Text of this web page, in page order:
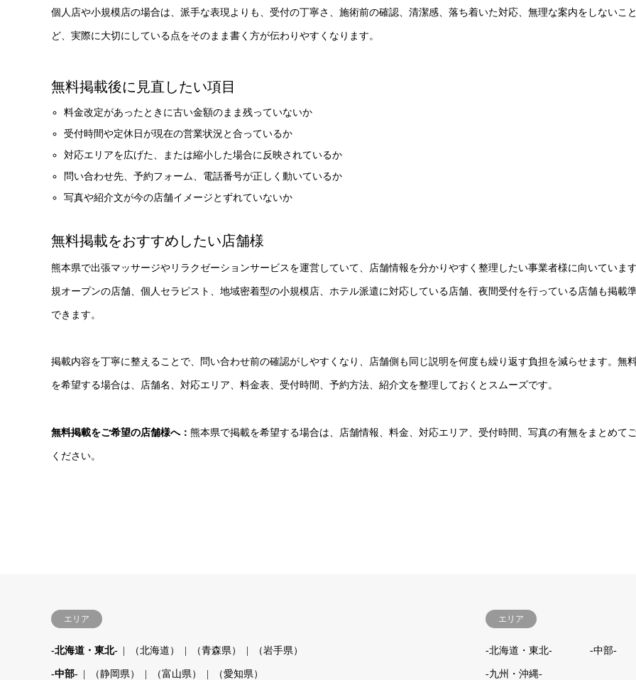
個人店や小規模店の場合は、派手な表現よりも、受付の丁寧さ、施術前の確認、清潔感、落ち着いた対応、無理な案内をしないこ
ど、実際に大切にしている点をそのまま書く方が伝わりやすくなります。
無料掲載後に見直したい項目
料金改定があったときに古い金額のまま残っていないか
受付時間や定休日が現在の営業状況と合っているか
対応エリアを広げた、または縮小した場合に反映されているか
問い合わせ先、予約フォーム、電話番号が正しく動いているか
写真や紹介文が今の店舗イメージとずれていないか
無料掲載をおすすめしたい店舗様
熊本県で出張マッサージやリラクゼーションサービスを運営していて、店舗情報を分かりやすく整理したい事業者様に向いていま
規オープンの店舗、個人セラピスト、地域密着型の小規模店、ホテル派遣に対応している店舗、夜間受付を行っている店舗も掲載
できます。
掲載内容を丁寧に整えることで、問い合わせ前の確認がしやすくなり、店舗側も同じ説明を何度も繰り返す負担を減らせます。無
を希望する場合は、店舗名、対応エリア、料金表、受付時間、予約方法、紹介文を整理しておくとスムーズです。
無料掲載をご希望の店舗様へ： 熊本県で掲載を希望する場合は、店舗情報、料金、対応エリア、受付時間、写真の有無をまとめて
ください。
エリア
-北海道・東北- （北海道） （青森県） （岩手県）
-中部- （静岡県） （富山県） （愛知県）
エリア
-北海道・東北- -中部-
-九州・沖縄-